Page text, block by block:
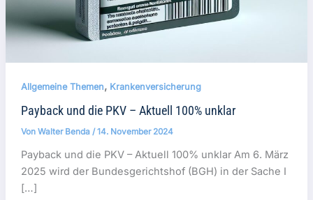
Allgemeine Themen, Krankenversicherung
Payback und die PKV – Aktuell 100% unklar
Von Walter Benda /14. November 2024
Payback und die PKV – Aktuell 100% unklar Am 6. März
2025 wird der Bundesgerichtshof (BGH) in der Sache I
[…]